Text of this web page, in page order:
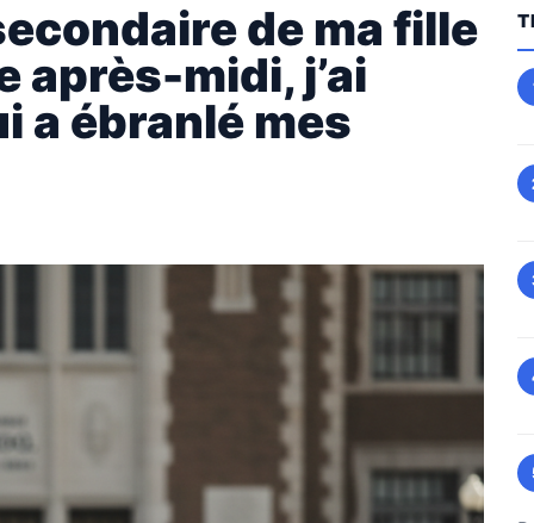
de ma fille
après-midi, j’ai
a ébranlé mes